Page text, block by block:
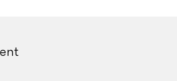
de là, au pied du